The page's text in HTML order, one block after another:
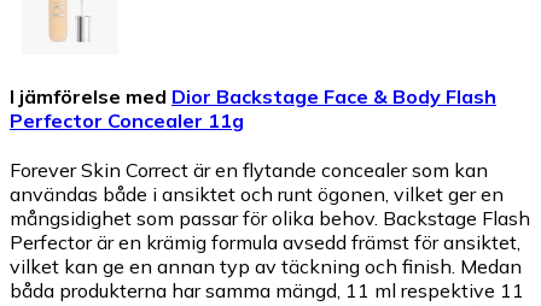
I jämförelse med Dior Backstage Face & Body Flash
Perfector Concealer 11g
Forever Skin Correct är en flytande concealer som kan
användas både i ansiktet och runt ögonen, vilket ger en
mångsidighet som passar för olika behov. Backstage Flash
Perfector är en krämig formula avsedd främst för ansiktet,
vilket kan ge en annan typ av täckning och finish. Medan
båda produkterna har samma mängd, 11 ml respektive 11